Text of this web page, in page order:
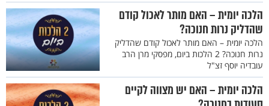
הלכה יומית – האם מותר לאכול קודם
שהדליק נרות חנוכה?
הלכה יומית – האם מותר לאכול קודם שהדליק
נרות חנוכה? 2 הלכות ביום, מפסקי מרן הרב
עובדיה יוסף זצ"ל
הלכה יומית – האם יש מצווה לקיים